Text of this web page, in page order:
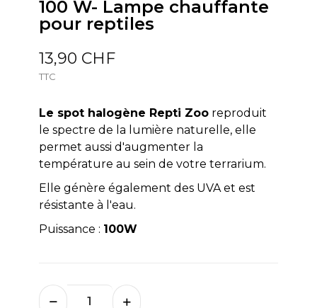
100 W- Lampe chauffante
pour reptiles
13,90 CHF
TTC
Le spot halogène Repti Zooreproduit
le spectre de la lumière naturelle, elle
permet aussi d'augmenter la
température au sein de votre terrarium.
Elle génère également des UVA et est
résistante à l'eau.
Puissance : 100W